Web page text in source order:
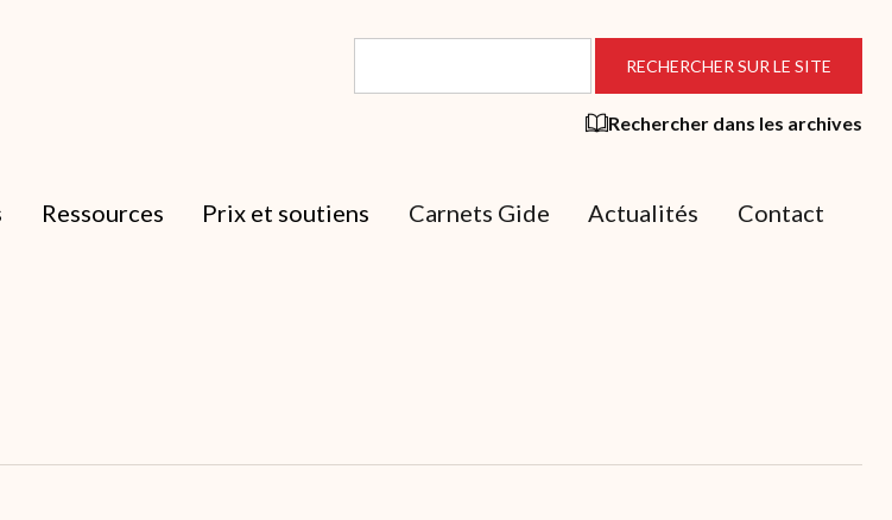
Rechercher dans les archives
Ressources Prix et soutiens Carnets Gide Actualités Contact